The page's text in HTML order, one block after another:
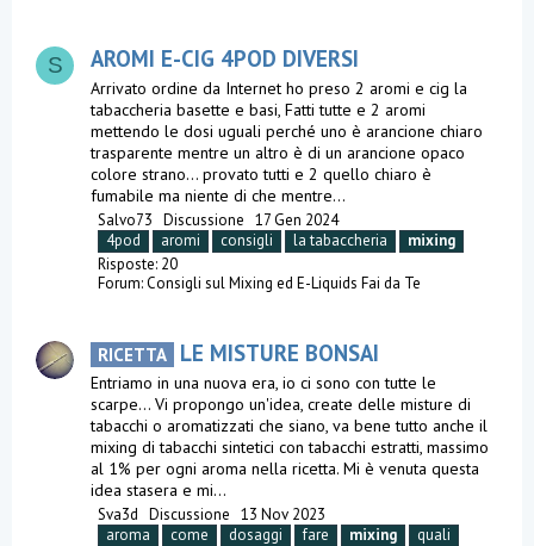
S AROMI E-CIG 4POD DIVERSI
Arrivato ordine da Internet ho preso 2 aromi e cig la
tabaccheria basette e basi, Fatti tutte e 2 aromi
mettendo le dosi uguali perché uno è arancione chiaro
trasparente mentre un altro è di un arancione opaco
colore strano… provato tutti e 2 quello chiaro è
fumabile ma niente di che mentre...
Salvo73 Discussione 17 Gen 2024
4pod
aromi consigli la tabaccheria
mixing
Risposte: 20
Forum:Consigli sul Mixing ed E-Liquids Fai da Te
RICETTA LE MISTURE BONSAI
Entriamo in una nuova era, io ci sono con tutte le
scarpe... Vi propongo un'idea, create delle misture di
tabacchi o aromatizzati che siano, va bene tutto anche il
mixing di tabacchi sintetici con tabacchi estratti, massimo
al 1% per ogni aroma nella ricetta. Mi è venuta questa
idea stasera e mi...
Sva3d Discussione 13 Nov 2023
aroma
come dosaggi fare mixing
quali